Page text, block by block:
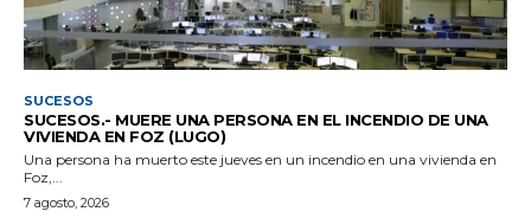
SUCESOS
SUCESOS.- MUERE UNA PERSONA EN EL INCENDIO DE UNA
VIVIENDA EN FOZ (LUGO)
Una persona ha muerto este jueves en un incendio en una vivienda en
Foz,...
7 agosto, 2026